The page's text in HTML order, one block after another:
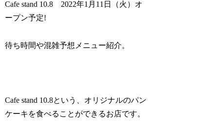
Cafe stand 10.8 2022年1月11日（火）オ
ープン予定!
待ち時間や混雑予想メニュー紹介。
Cafe stand 10.8という、オリジナルのパン
ケーキを食べることができるお店です。